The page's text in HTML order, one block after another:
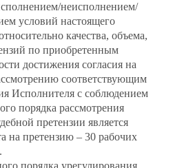
неисполнением/
условий настоящего
качества, объема,
по приобретенным
достижения согласия на
соответствующим
Исполнителя с соблюдением
порядка рассмотрения
претензии является
на претензию – 30 рабочих
порядка урегулирования